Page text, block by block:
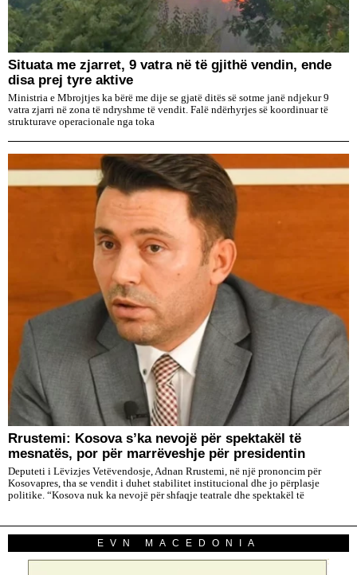
Situata me zjarret, 9 vatra në të gjithë vendin, ende
disa prej tyre aktive
Ministria e Mbrojtjes ka bërë me dije se gjatë ditës së sotme janë ndjekur 9
vatra zjarri në zona të ndryshme të vendit. Falë ndërhyrjes së koordinuar të
strukturave operacionale nga toka
Rrustemi: Kosova s’ka nevojë për spektakël të
mesnatës, por për marrëveshje për presidentin
Deputeti i Lëvizjes Vetëvendosje, Adnan Rrustemi, në një prononcim për
Kosovapres, tha se vendit i duhet stabilitet institucional dhe jo përplasje
politike. “Kosova nuk ka nevojë për shfaqje teatrale dhe spektakël të
EVN MACEDONIA